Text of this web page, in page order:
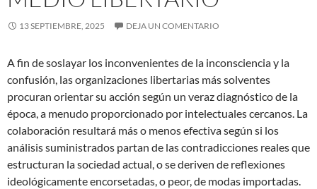
13 SEPTIEMBRE, 2025 DEJA UN COMENTARIO
A fin de soslayar los inconvenientes de la inconsciencia y la
confusión, las organizaciones libertarias más solventes
procuran orientar su acción según un veraz diagnóstico de la
época, a menudo proporcionado por intelectuales cercanos. La
colaboración resultará más o menos efectiva según si los
análisis suministrados partan de las contradicciones reales que
estructuran la sociedad actual, o se deriven de reflexiones
ideológicamente encorsetadas, o peor, de modas importadas.